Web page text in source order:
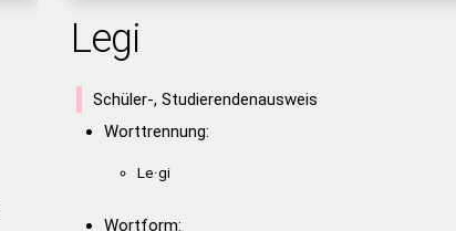
Legi
Schüler-, Studierendenausweis
Worttrennung:
Le·gi
Wortform: